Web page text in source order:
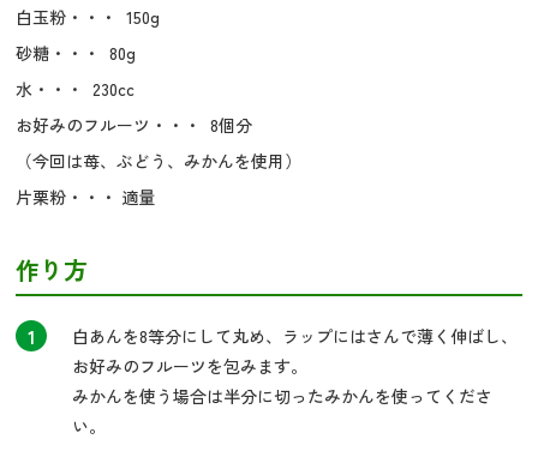
白玉粉・・・ 150g
砂糖・・・ 80g
水・・・ 230cc
お好みのフルーツ・・・ 8個分
（今回は苺、ぶどう、みかんを使用）
片栗粉・・・ 適量
作り方
1
白あんを8等分にして丸め、ラップにはさんで薄く伸ばし、
お好みのフルーツを包みます。
みかんを使う場合は半分に切ったみかんを使ってくださ
い。